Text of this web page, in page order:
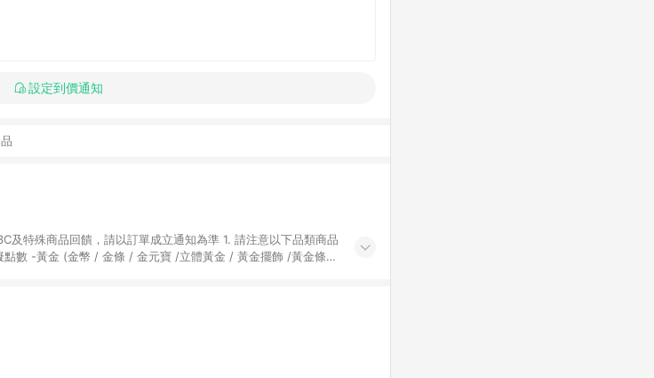
設定到價通知
饋，請以訂單成立通知為準 1. 請注意以下品類商品
數 -黃金 (金幣 / 金條 / 金元寶 /立體黃金 / 黃金擺飾 /黃金條
中有標示「商店」及顯示商店名稱者(指定活動店家除外) 3. 訂